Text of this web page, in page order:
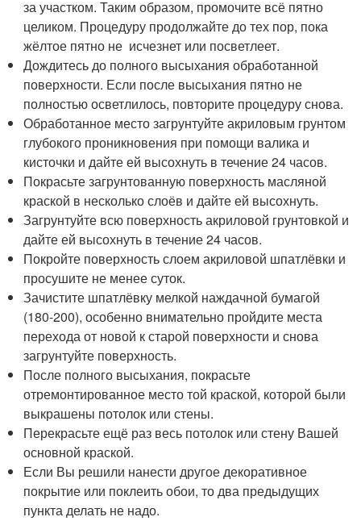
за участком. Таким образом, промочите всё пятно
целиком. Процедуру продолжайте до тех пор, пока
жёлтое пятно не исчезнет или посветлеет.
Дождитесь до полного высыхания обработанной
поверхности. Если после высыхания пятно не
полностью осветлилось, повторите процедуру снова.
Обработанное место загрунтуйте акриловым грунтом
глубокого проникновения при помощи валика и
кисточки и дайте ей высохнуть в течение 24 часов.
Покрасьте загрунтованную поверхность масляной
краской в несколько слоёв и дайте ей высохнуть.
Загрунтуйте всю поверхность акриловой грунтовкой и
дайте ей высохнуть в течение 24 часов.
Покройте поверхность слоем акриловой шпатлёвки и
просушите не менее суток.
Зачистите шпатлёвку мелкой наждачной бумагой
(180-200), особенно внимательно пройдите места
перехода от новой к старой поверхности и снова
загрунтуйте поверхность.
После полного высыхания, покрасьте
отремонтированное место той краской, которой были
выкрашены потолок или стены.
Перекрасьте ещё раз весь потолок или стену Вашей
основной краской.
Если Вы решили нанести другое декоративное
покрытие или поклеить обои, то два предыдущих
пункта делать не надо.